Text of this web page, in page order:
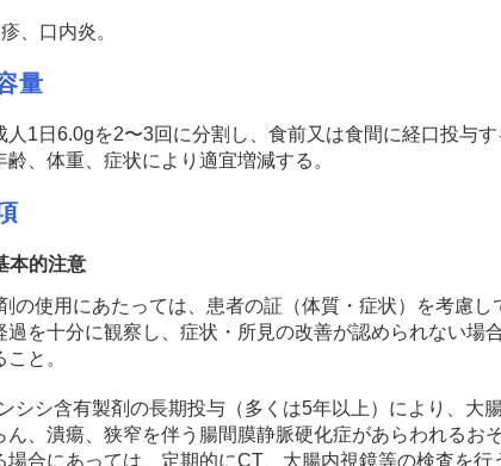
、口内炎。
量
人1日6.0gを2〜3回に分割し、食前又は食間に経口投与す
齢、体重、症状により適宜増減する。
本的注意
使用にあたっては、患者の証（体質・症状）を考慮し
過を十分に観察し、症状・所見の改善が認められない場
と。
シ含有製剤の長期投与（多くは5年以上）により、大
ん、潰瘍、狭窄を伴う腸間膜静脈硬化症があらわれるお
場合にあっては、定期的にCT、大腸内視鏡等の検査を行